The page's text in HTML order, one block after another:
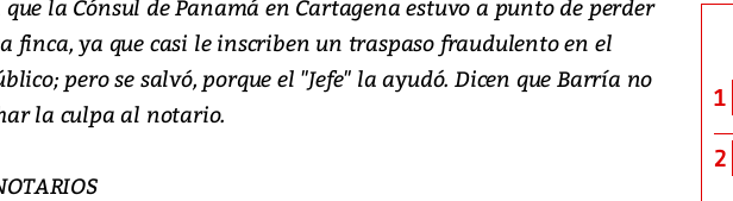
la Cónsul de Panamá en Cartagena estuvo a punto de perder
finca, ya que casi le inscriben un traspaso fraudulento en el
pero se salvó, porque el "Jefe" la ayudó. Dicen que Barría no
la culpa al notario.
1
2